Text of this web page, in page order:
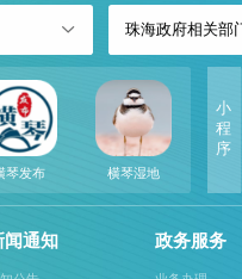
珠海政府相关部
琴发布 横琴湿地
小
程
序
闻通知 政务服务